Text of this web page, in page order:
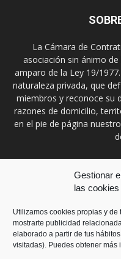
Gestionar
las cookies
Utilizamos cookies propias y
mostrarte publicidad
elaborado a partir de tus
visitadas). Puedes obtener
La Cámara de
asociación sin ánimo
amparo de la Ley 19/
naturaleza privada, que
miembros y reconoce su
razones de domicilio,
en el pie de página
Contáctanos: